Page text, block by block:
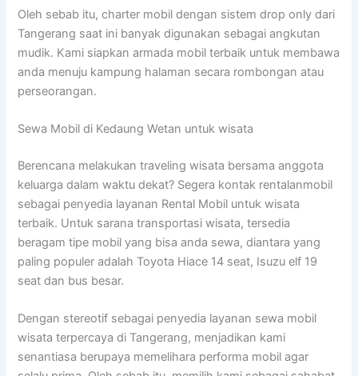
Oleh sebab itu, charter mobil dengan sistem drop only dari
Tangerang saat ini banyak digunakan sebagai angkutan
mudik. Kami siapkan armada mobil terbaik untuk membawa
anda menuju kampung halaman secara rombongan atau
perseorangan.
Sewa Mobil di Kedaung Wetan untuk wisata
Berencana melakukan traveling wisata bersama anggota
keluarga dalam waktu dekat? Segera kontak rentalanmobil
sebagai penyedia layanan Rental Mobil untuk wisata
terbaik. Untuk sarana transportasi wisata, tersedia
beragam tipe mobil yang bisa anda sewa, diantara yang
paling populer adalah Toyota Hiace 14 seat, Isuzu elf 19
seat dan bus besar.
Dengan stereotif sebagai penyedia layanan sewa mobil
wisata terpercaya di Tangerang, menjadikan kami
senantiasa berupaya memelihara performa mobil agar